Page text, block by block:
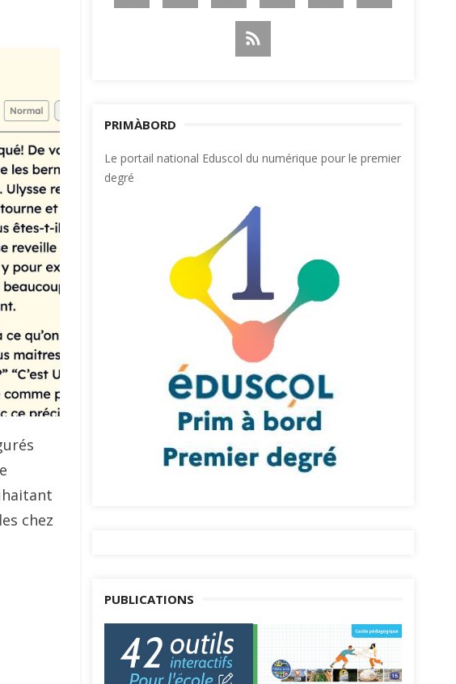
chez
PRIMÀBORD
Le portail national Eduscol du numérique pour le premier
degré
PUBLICATIONS